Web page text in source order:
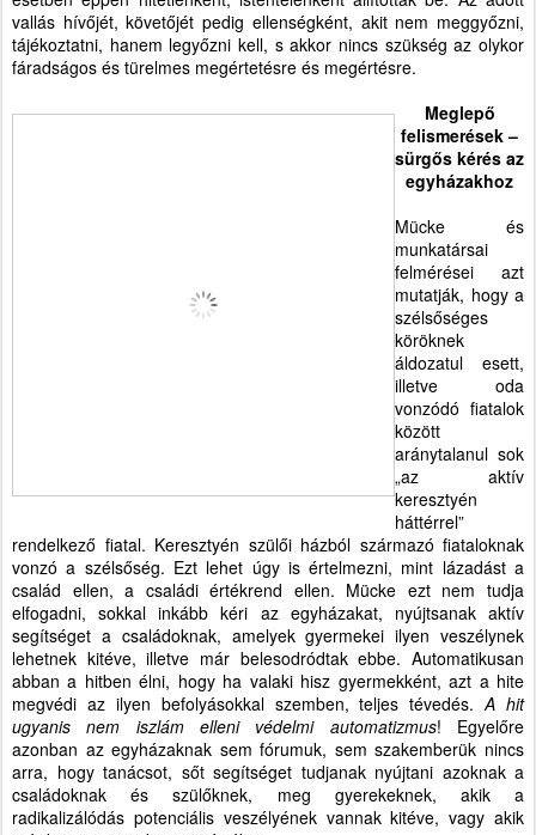
vallás hívőjét, követőjét pedig ellenségként, akit nem meggyőzni,
tájékoztatni, hanem legyőzni kell, s akkor nincs szükség az olykor
fáradságos és türelmes megértetésre és megértésre.
Meglepő
felismerések –
sürgős kérés az
egyházakhoz
Mücke és
munkatársai
felmérései azt
mutatják, hogy a
szélsőséges
köröknek
áldozatul esett,
illetve oda
vonzódó fiatalok
között
aránytalanul sok
„az aktív
keresztyén
háttérrel”
rendelkező fiatal. Keresztyén szülői házból származó fiataloknak
vonzó a szélsőség. Ezt lehet úgy is értelmezni, mint lázadást a
család ellen, a családi értékrend ellen. Mücke ezt nem tudja
elfogadni, sokkal inkább kéri az egyházakat, nyújtsanak aktív
segítséget a családoknak, amelyek gyermekei ilyen veszélynek
lehetnek kitéve, illetve már belesodródtak ebbe. Automatikusan
abban a hitben élni, hogy ha valaki hisz gyermekként, azt a hite
megvédi az ilyen befolyásokkal szemben, teljes tévedés.A hit
ugyanis nem iszlám elleni védelmi automatizmus! Egyelőre
azonban az egyházaknak sem fórumuk, sem szakemberük nincs
arra, hogy tanácsot, sőt segítséget tudjanak nyújtani azoknak a
családoknak és szülőknek, meg gyerekeknek, akik a
radikalizálódás potenciális veszélyének vannak kitéve, vagy akik